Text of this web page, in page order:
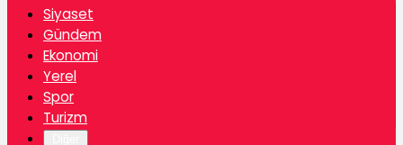
Siyaset
Gündem
Ekonomi
Yerel
Spor
Turizm